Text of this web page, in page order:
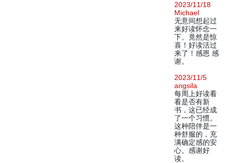
2023/11/18
Michael
无意间想起过
来好读怀念一
下。竟然是惊
喜！好读活过
来了！感恩 感
谢。
2023/11/5
angsila
每周上好读看
看是否有新
书，这已经成
了一个习惯。
这种陪伴是一
种舒服的，充
满确定感的安
心。感谢好
读。